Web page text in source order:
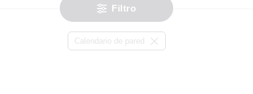
Filtro
Calendario de pared